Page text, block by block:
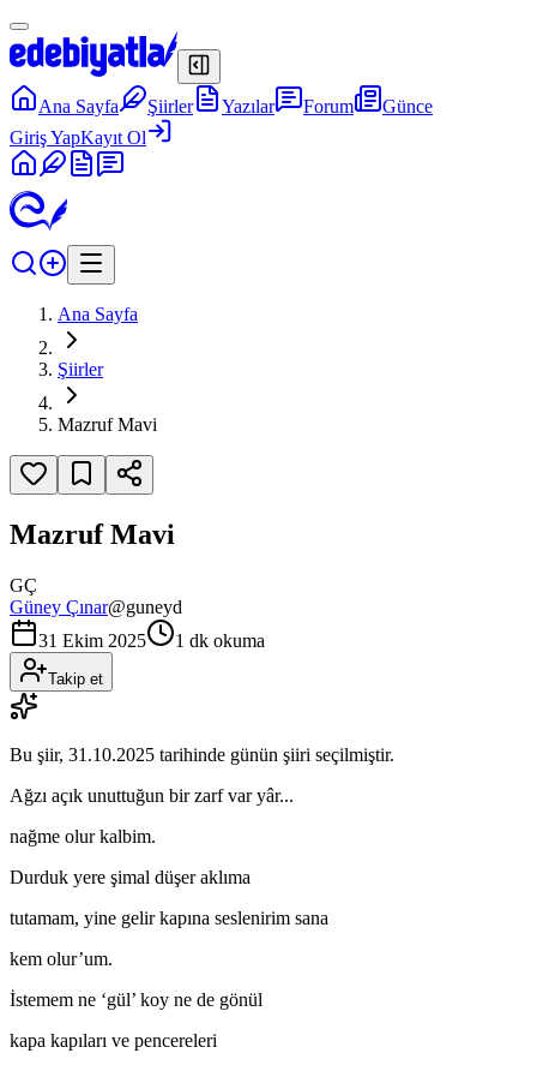
Ana Sayfa Şiirler Yazılar Forum
Günce
Giriş YapKayıt Ol
Ana Sayfa
Şiirler
Mazruf Mavi
Mazruf Mavi
GÇ
Güney Çınar@guneyd
31 Ekim 2025
1 dk okuma
Takip et
Bu şiir, 31.10.2025 tarihinde günün şiiri seçilmiştir.
Ağzı açık unuttuğun bir zarf var yâr...
nağme olur kalbim.
Durduk yere şimal düşer aklıma
tutamam, yine gelir kapına seslenirim sana
kem olur’um.
İstemem ne ‘gül’ koy ne de gönül
kapa kapıları ve pencereleri